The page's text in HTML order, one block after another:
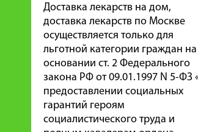
Доставка лекарств на дом,
доставка лекарств по Москве
осуществляется только для
льготной категории граждан на
основании ст. 2 Федерального
закона РФ от 09.01.1997 N 5-ФЗ
предоставлении социальных
гарантий героям
социалистического труда и